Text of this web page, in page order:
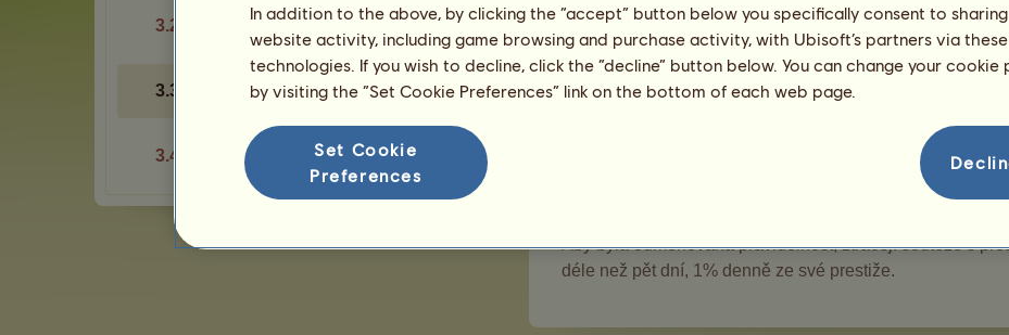
3.2 - Prestiž
3.3 - Pořadí
3.4 - Stužky
během předchozího dne. Opakované zhlédnutí profilu
pouze jedna návštěva.
3.3.3 - Umístění v soutěžích
Na této stránce si můžete prohlédnout žebříčky umístění
peněz ve společném fondu, a zobrazit si centra, která je
Aby byla odměňována pravidelnost, ztrácejí soutěže s
déle než pět dní, 1% denně ze své prestiže.
In addition to the above, by clicking the “accept” button below you specifically consent to
website activity, including game browsing and purchase activity, with Ubisoft’s partners via
technologies. If you wish to decline, click the “decline” button below. You can change your
by visiting the “Set Cookie Preferences” link on the bottom of each web page.
Set Cookie
Preferences